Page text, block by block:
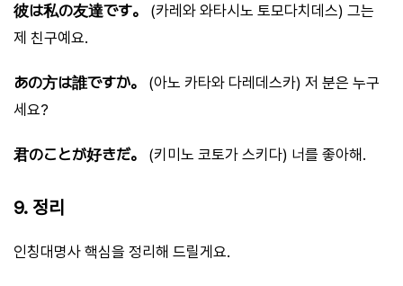
彼は私の友達です。
(카레와 와타시노 토모다치데스) 그는
제 친구예요.
あの方は誰ですか。
(아노 카타와 다레데스카) 저 분은 누구
세요?
君のことが好きだ。 (키미노 코토가 스키다) 너를 좋아해.
9. 정리
인칭대명사 핵심을 정리해 드릴게요.